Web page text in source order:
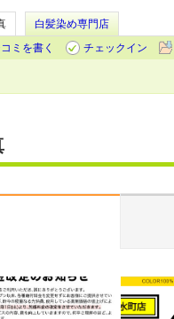
白髪染め専門店
ミを書く
チェックイン